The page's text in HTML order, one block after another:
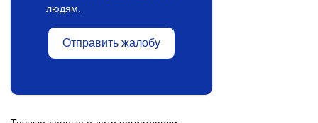
людям.
Отправить жалобу